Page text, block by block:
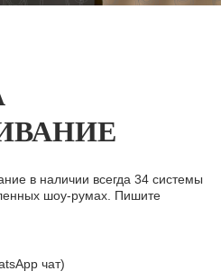
в наличии всегда 34 системы
шоу-румах. Пишите
чат)